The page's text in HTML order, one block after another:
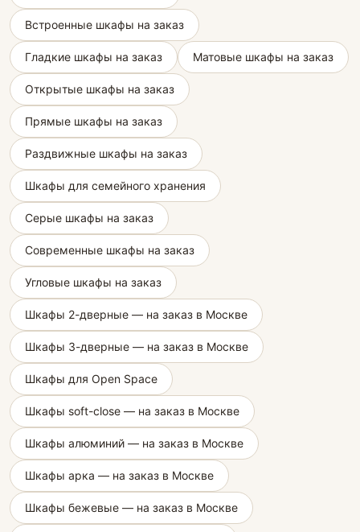
Встроенные шкафы на заказ
Гладкие шкафы на заказ Матовые шкафы на заказ
Открытые шкафы на заказ
Прямые шкафы на заказ
Раздвижные шкафы на заказ
Шкафы для семейного хранения
Серые шкафы на заказ
Современные шкафы на заказ
Угловые шкафы на заказ
Шкафы 2-дверные — на заказ в Москве
Шкафы 3-дверные — на заказ в Москве
Шкафы для Open Space
Шкафы soft-close — на заказ в Москве
Шкафы алюминий — на заказ в Москве
Шкафы арка — на заказ в Москве
Шкафы бежевые — на заказ в Москве